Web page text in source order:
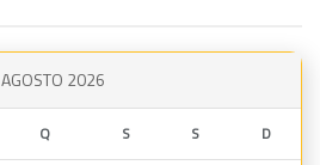
AGOSTO 2026
Q S S D